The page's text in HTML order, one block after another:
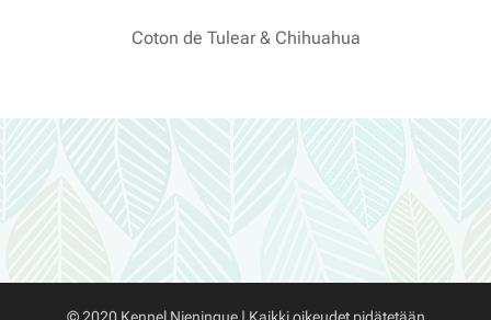
Coton de Tulear & Chihuahua